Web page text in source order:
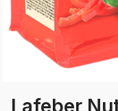
Lafeber